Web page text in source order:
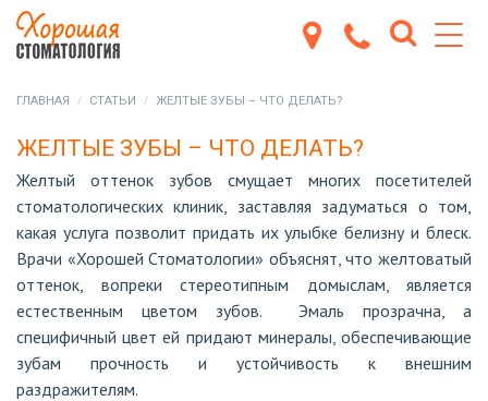
ГЛАВНАЯ СТАТЬИ ЖЕЛТЫЕ ЗУБЫ – ЧТО ДЕЛАТЬ?
ЖЕЛТЫЕ ЗУБЫ – ЧТО ДЕЛАТЬ?
Желтый оттенок зубов смущает многих посетителей
стоматологических клиник, заставляя задуматься о том,
какая услуга позволит придать их улыбке белизну и блеск.
Врачи «Хорошей Стоматологии» объяснят, что желтоватый
оттенок, вопреки стереотипным домыслам, является
естественным цветом зубов. Эмаль прозрачна, а
специфичный цвет ей придают минералы, обеспечивающие
зубам прочность и устойчивость к внешним
раздражителям.